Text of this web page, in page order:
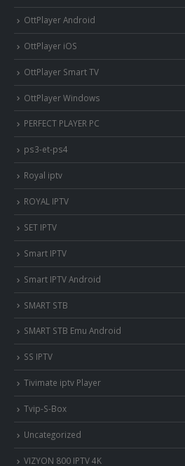
OttPlayer Android
OttPlayer iOS
OttPlayer Smart TV
OttPlayer Windows
PERFECT PLAYER PC
ps3-et-ps4
Royal iptv
ROYAL IPTV
SET IPTV
Smart IPTV
Smart IPTV Android
SMART STB
SMART STB Emu Android
SS IPTV
Tivimate iptv Player
Tvip-S-Box
Uncategorized
VIZYON 800 IPTV 4K